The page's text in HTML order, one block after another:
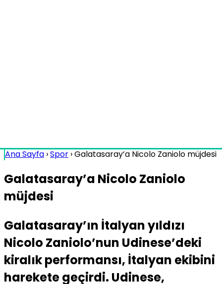
Ana Sayfa ›Spor ›Galatasaray’a Nicolo Zaniolo müjdesi
Galatasaray’a Nicolo Zaniolo
müjdesi
Galatasaray’ın İtalyan yıldızı
Nicolo Zaniolo’nun Udinese’deki
kiralık performansı, İtalyan ekibini
harekete geçirdi. Udinese,